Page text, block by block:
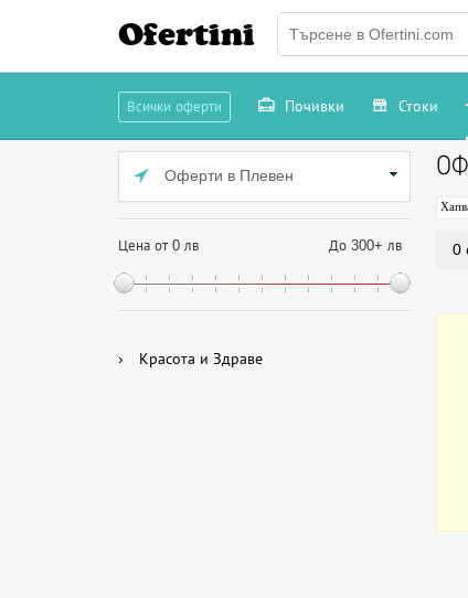
Ofertini
Всички оферти Почивки Стоки
Оферти в Плевен
Цена от 0 лв До 300+ лв
› Красота и Здраве
0